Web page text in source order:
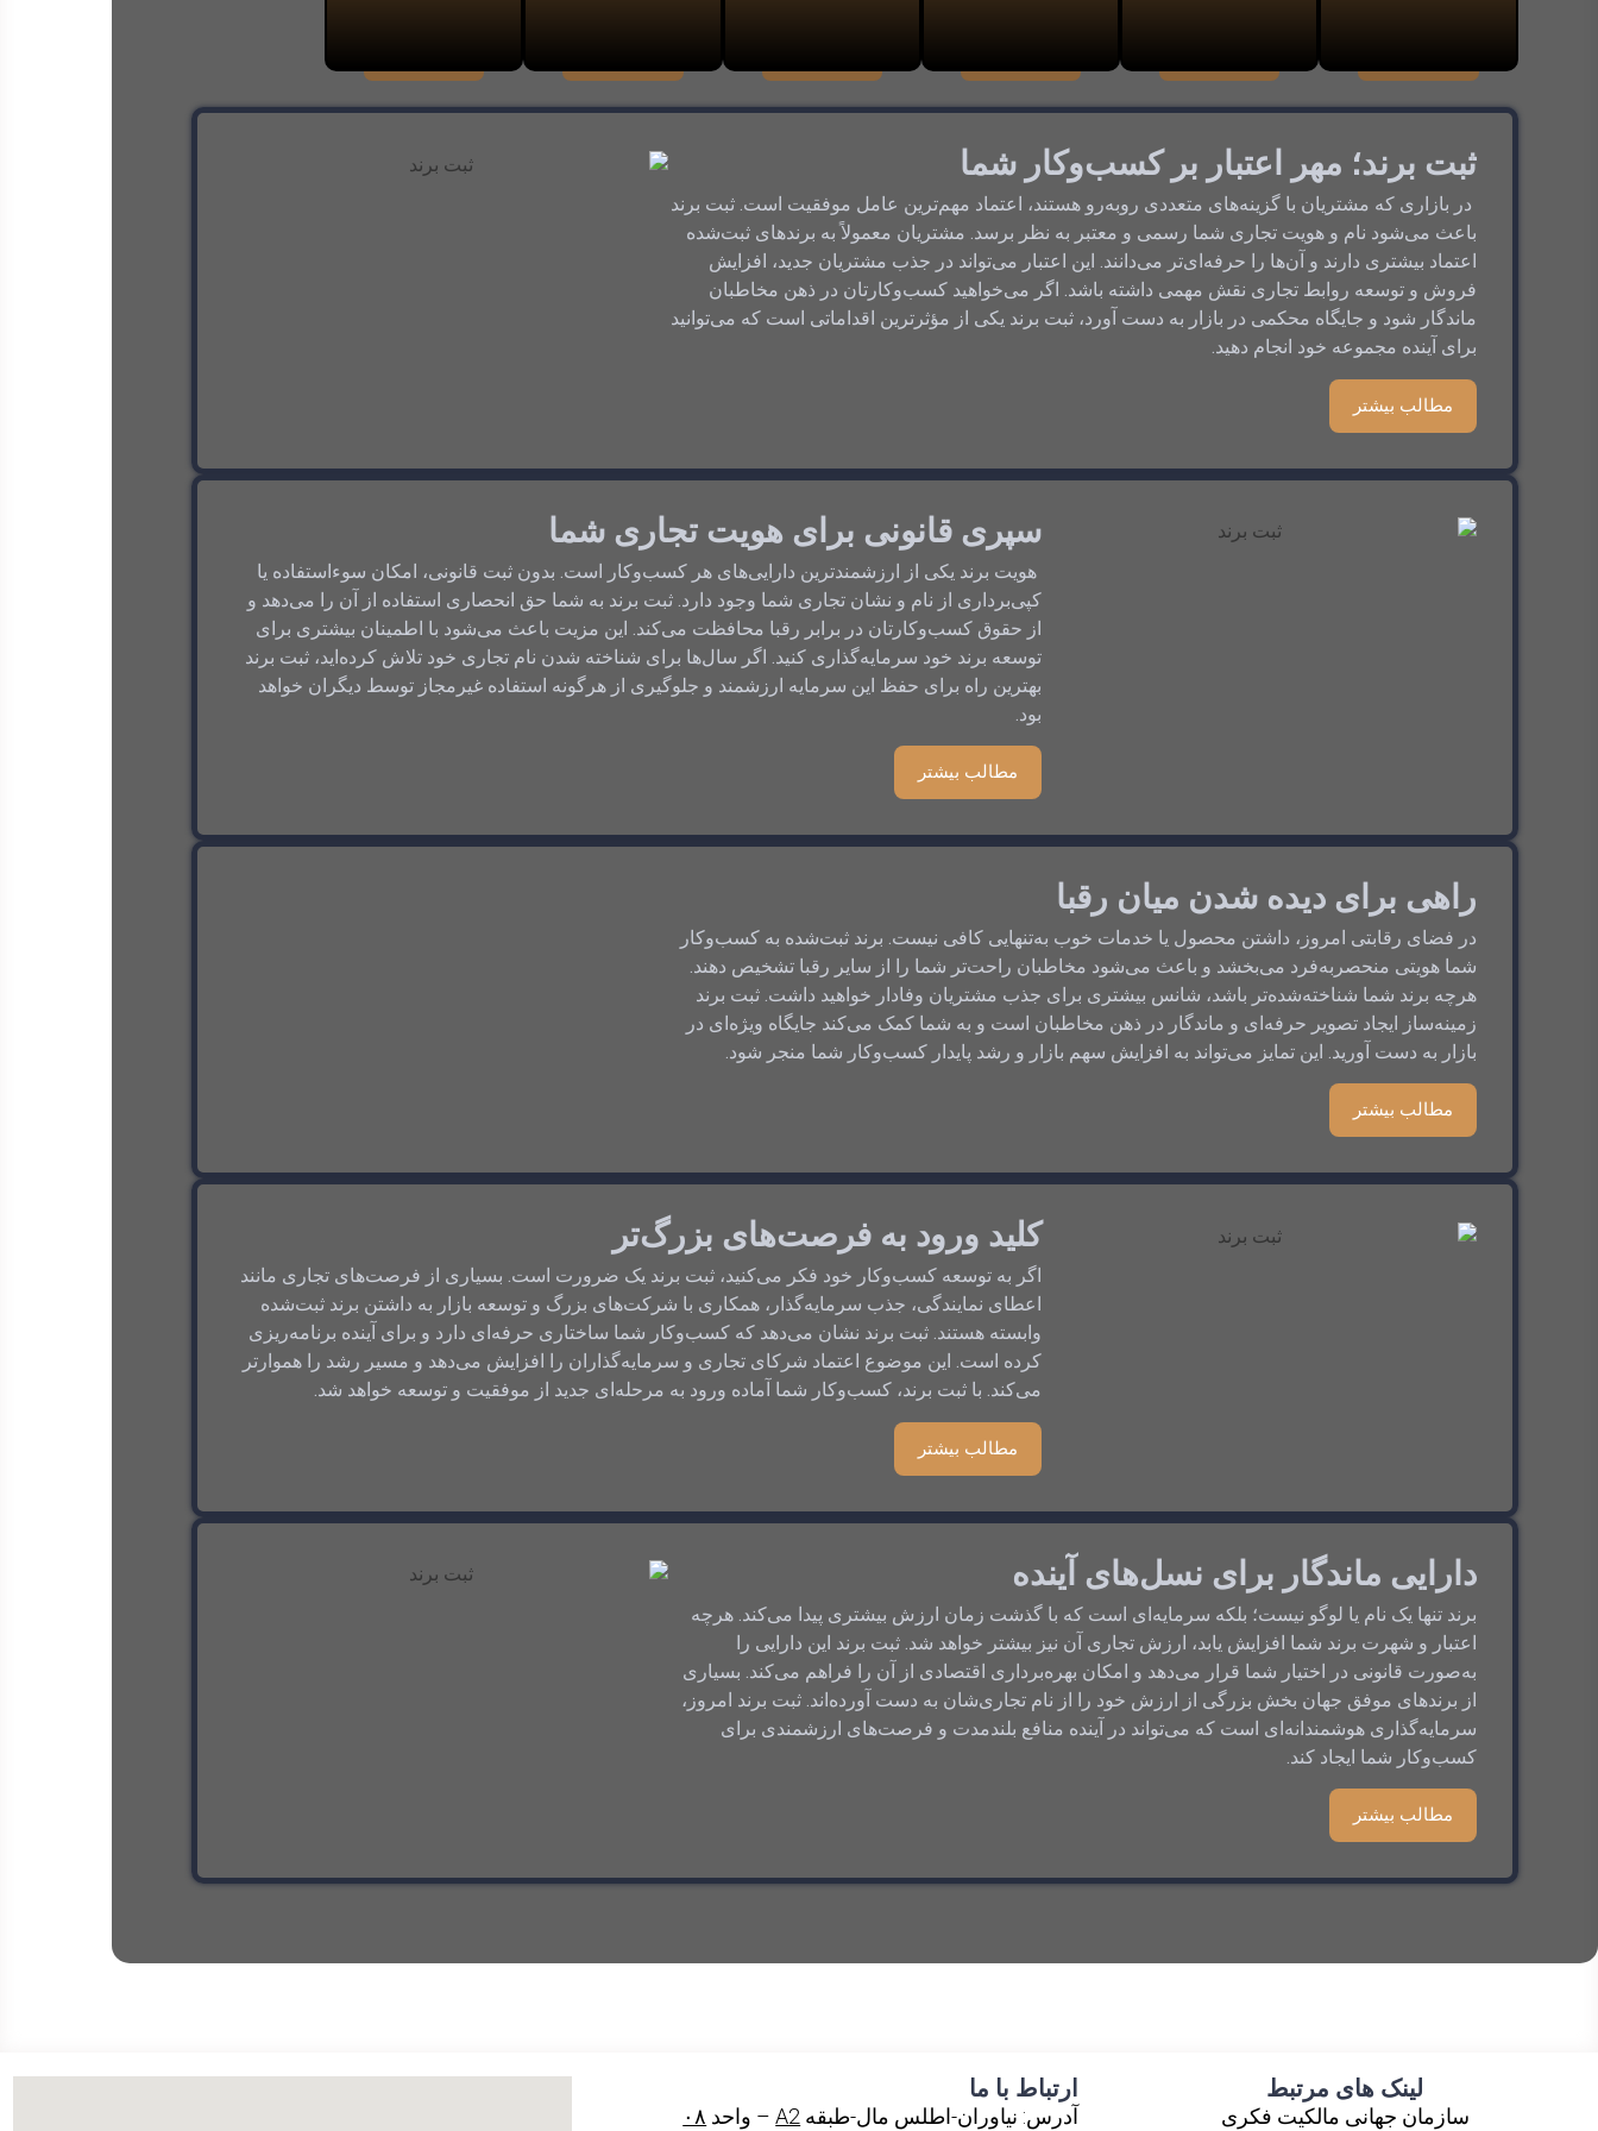
ثبت برند؛ مهر اعتبار بر کسب‌وکار شما
در بازاری که مشتریان با گزینه‌های متعددی روبه‌رو هستند، اعتماد مهم‌ترین عامل موفقیت است. ثبت برند
باعث می‌شود نام و هویت تجاری شما رسمی و معتبر به نظر برسد. مشتریان معمولاً به برندهای ثبت‌شده
اعتماد بیشتری دارند و آن‌ها را حرفه‌ای‌تر می‌دانند. این اعتبار می‌تواند در جذب مشتریان جدید، افزایش
فروش و توسعه روابط تجاری نقش مهمی داشته باشد. اگر می‌خواهید کسب‌وکارتان در ذهن مخاطبان
ماندگار شود و جایگاه محکمی در بازار به دست آورد، ثبت برند یکی از مؤثرترین اقداماتی است که می‌توانید
برای آینده مجموعه خود انجام دهید.
مطالب بیشتر
سپری قانونی برای هویت تجاری شما
هویت برند یکی از ارزشمندترین دارایی‌های هر کسب‌وکار است. بدون ثبت قانونی، امکان سوءاستفاده یا
کپی‌برداری از نام و نشان تجاری شما وجود دارد. ثبت برند به شما حق انحصاری استفاده از آن را می‌دهد و
از حقوق کسب‌وکارتان در برابر رقبا محافظت می‌کند. این مزیت باعث می‌شود با اطمینان بیشتری برای
توسعه برند خود سرمایه‌گذاری کنید. اگر سال‌ها برای شناخته شدن نام تجاری خود تلاش کرده‌اید، ثبت برند
بهترین راه برای حفظ این سرمایه ارزشمند و جلوگیری از هرگونه استفاده غیرمجاز توسط دیگران خواهد
بود.
مطالب بیشتر
راهی برای دیده شدن میان رقبا
در فضای رقابتی امروز، داشتن محصول یا خدمات خوب به‌تنهایی کافی نیست. برند ثبت‌شده به کسب‌وکار
شما هویتی منحصربه‌فرد می‌بخشد و باعث می‌شود مخاطبان راحت‌تر شما را از سایر رقبا تشخیص دهند.
هرچه برند شما شناخته‌شده‌تر باشد، شانس بیشتری برای جذب مشتریان وفادار خواهید داشت. ثبت برند
زمینه‌ساز ایجاد تصویر حرفه‌ای و ماندگار در ذهن مخاطبان است و به شما کمک می‌کند جایگاه ویژه‌ای در
بازار به دست آورید. این تمایز می‌تواند به افزایش سهم بازار و رشد پایدار کسب‌وکار شما منجر شود.
مطالب بیشتر
کلید ورود به فرصت‌های بزرگ‌تر
اگر به توسعه کسب‌وکار خود فکر می‌کنید، ثبت برند یک ضرورت است. بسیاری از فرصت‌های تجاری مانند
اعطای نمایندگی، جذب سرمایه‌گذار، همکاری با شرکت‌های بزرگ و توسعه بازار به داشتن برند ثبت‌شده
وابسته هستند. ثبت برند نشان می‌دهد که کسب‌وکار شما ساختاری حرفه‌ای دارد و برای آینده برنامه‌ریزی
کرده است. این موضوع اعتماد شرکای تجاری و سرمایه‌گذاران را افزایش می‌دهد و مسیر رشد را هموارتر
می‌کند. با ثبت برند، کسب‌وکار شما آماده ورود به مرحله‌ای جدید از موفقیت و توسعه خواهد شد.
مطالب بیشتر
دارایی ماندگار برای نسل‌های آینده
برند تنها یک نام یا لوگو نیست؛ بلکه سرمایه‌ای است که با گذشت زمان ارزش بیشتری پیدا می‌کند. هرچه
اعتبار و شهرت برند شما افزایش یابد، ارزش تجاری آن نیز بیشتر خواهد شد. ثبت برند این دارایی را
به‌صورت قانونی در اختیار شما قرار می‌دهد و امکان بهره‌برداری اقتصادی از آن را فراهم می‌کند. بسیاری
از برندهای موفق جهان بخش بزرگی از ارزش خود را از نام تجاری‌شان به دست آورده‌اند. ثبت برند امروز،
سرمایه‌گذاری هوشمندانه‌ای است که می‌تواند در آینده منافع بلندمدت و فرصت‌های ارزشمندی برای
کسب‌وکار شما ایجاد کند.
مطالب بیشتر
لینک های مرتبط
سازمان جهانی مالکیت فکری
ارتباط با ما
آدرس: نیاوران-اطلس مال-طبقه A2– واحد ۰۸